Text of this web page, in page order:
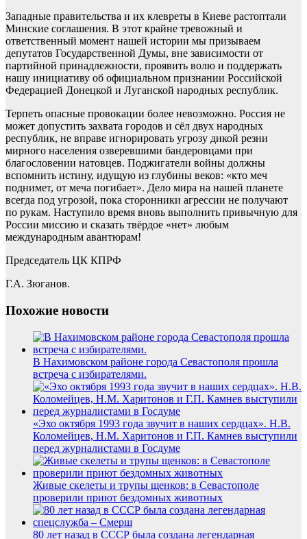
Западные правительства и их клевреты в Киеве растоптали
Минские соглашения. В этот крайне тревожный и
ответственный момент нашей истории мы призываем
депутатов Государственной Думы, вне зависимости от
партийной принадлежности, проявить волю и поддержать
нашу инициативу об официальном признании Российской
Федерацией Донецкой и Луганской народных республик.
Терпеть опасные провокации более невозможно. Россия не
может допустить захвата городов и сёл двух народных
республик, не вправе игнорировать угрозу дикой резни
мирного населения озверевшими бандеровцами при
благословении натовцев. Поджигатели войны должны
вспомнить истину, идущую из глубины веков: «кто меч
поднимет, от меча погибает». Дело мира на нашей планете
всегда под угрозой, пока сторонники агрессии не получают
по рукам. Наступило время вновь выполнить привычную для
России миссию и сказать твёрдое «нет» любым
международным авантюрам!
Председатель ЦК КПРФ
Г.А. Зюганов.
Похожие новости
В Нахимовском районе города Севастополя прошла
встреча с избирателями.
«Эхо октября 1993 года звучит в наших сердцах». Н.В.
Коломейцев, Н.М. Харитонов и Г.П. Камнев выступили
перед журналистами в Госдуме
Живые скелеты и трупы щенков: в Севастополе
проверили приют бездомных животных
80 лет назад в СССР была создана легендарная